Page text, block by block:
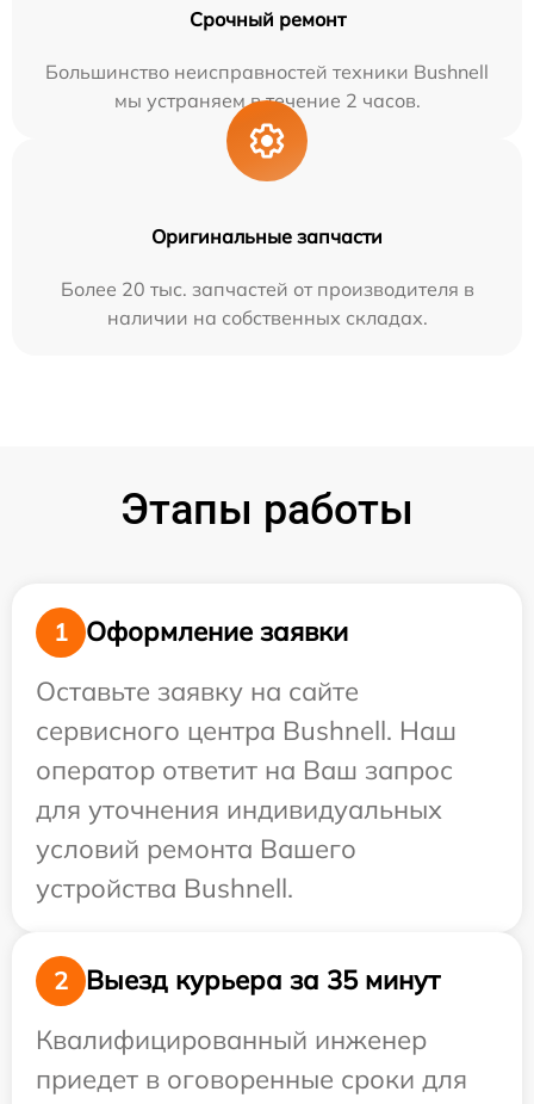
Срочный ремонт
Большинство неисправностей техники Bushnell
мы устраняем в течение 2 часов.
Оригинальные запчасти
Более 20 тыс. запчастей от производителя в
наличии на собственных складах.
Этапы работы
1
Оформление заявки
Оставьте заявку на сайте
сервисного центра Bushnell. Наш
оператор ответит на Ваш запрос
для уточнения индивидуальных
условий ремонта Вашего
устройства Bushnell.
2
Выезд курьера за 35 минут
Квалифицированный инженер
приедет в оговоренные сроки для